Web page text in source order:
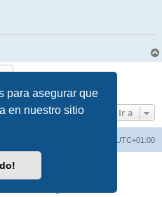
para asegurar que
en nuestro sitio
de Moderación Rápida
Página de 1
Ir a
UTC+01:00
Software © phpBB Limited
porphpBB España